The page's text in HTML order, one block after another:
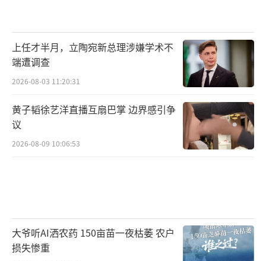
上任才半月，立陶宛新总理涉嫌学术不
端遭调查
2026-08-03 11:20:31
黄子韬徐艺洋直播互扇巴掌 边界感引争
议
2026-08-09 10:06:53
大爷听AI洒农药 150亩苗一夜枯萎 农户
损失惨重